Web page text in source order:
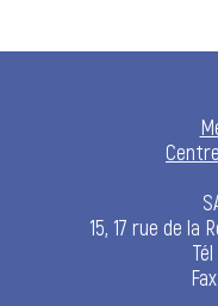
15, 17 rue de la
Tél